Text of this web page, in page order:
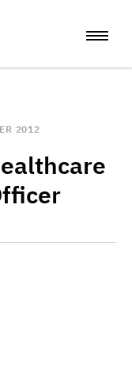
2012